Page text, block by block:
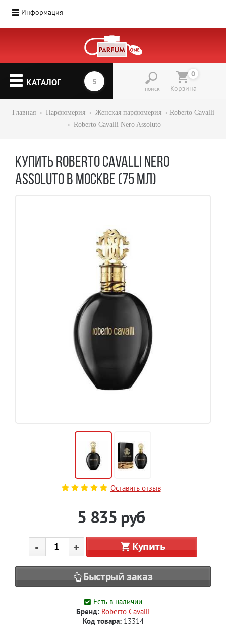
Информация
КАТАЛОГ
поиск
0
Корзина
Главная Парфюмерия Женская парфюмерия
Roberto Cavalli
Roberto Cavalli Nero Assoluto
КУПИТЬ ROBERTO CAVALLI NERO
ASSOLUTO В МОСКВЕ (75 МЛ)
Оставить отзыв
5 835 руб
- + Купить
Быстрый заказ
Есть в наличии
Бренд: Roberto Cavalli
Код товара:13314